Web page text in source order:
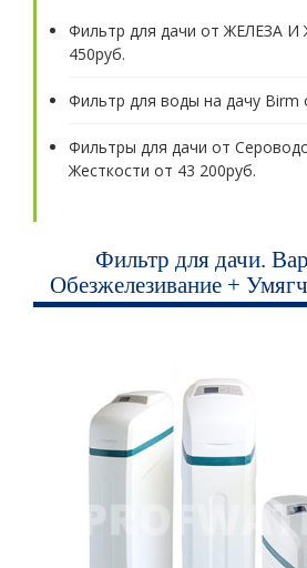
Фильтр для дачи от ЖЕЛЕЗА
450руб.
Фильтр для воды на дачу Birm
Фильтры для дачи от
Жесткости от 43 200руб.
Фильтр для дачи.
Обезжелезивание +